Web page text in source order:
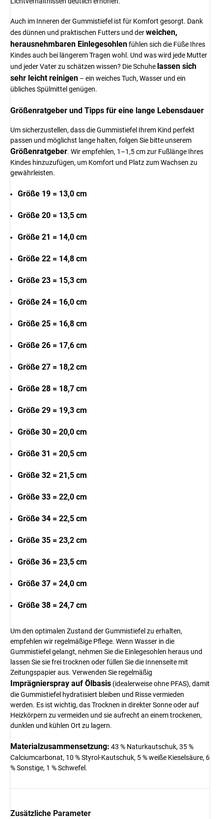
Auch im Inneren der Gummistiefel ist für Komfort gesorgt. Dank
des dünnen und praktischen Futters und derweichen,
herausnehmbaren Einlegesohlenfühlen sich die Füße Ihres
Kindes auch bei längerem Tragen wohl. Und was wird jede Mutter
und jeder Vater zu schätzen wissen? Die Schuhe lassen sich
sehr leicht reinigen – ein weiches Tuch, Wasser und ein
übliches Spülmittel genügen.
Größenratgeber und Tipps für eine lange Lebensdauer
Um sicherzustellen, dass die Gummistiefel Ihrem Kind perfekt
passen und möglichst lange halten, folgen Sie bitte unserem
Größenratgeber. Wir empfehlen, 1–1,5 cm zur Fußlänge Ihres
Kindes hinzuzufügen, um Komfort und Platz zum Wachsen zu
gewährleisten.
Größe 19 = 13,0 cm
Größe 20 = 13,5 cm
Größe 21 = 14,0 cm
Größe 22 = 14,8 cm
Größe 23 = 15,3 cm
Größe 24 = 16,0 cm
Größe 25 = 16,8 cm
Größe 26 = 17,6 cm
Größe 27 = 18,2 cm
Größe 28 = 18,7 cm
Größe 29 = 19,3 cm
Größe 30 = 20,0 cm
Größe 31 = 20,5 cm
Größe 32 = 21,5 cm
Größe 33 = 22,0 cm
Größe 34 = 22,5 cm
Größe 35 = 23,2 cm
Größe 36 = 23,5 cm
Größe 37 = 24,0 cm
Größe 38 = 24,7 cm
Um den optimalen Zustand der Gummistiefel zu erhalten,
empfehlen wir regelmäßige Pflege. Wenn Wasser in die
Gummistiefel gelangt, nehmen Sie die Einlegesohlen heraus und
lassen Sie sie frei trocknen oder füllen Sie die Innenseite mit
Zeitungspapier aus. Verwenden Sie regelmäßig
Imprägnierspray auf Ölbasis (idealerweise ohne PFAS), damit
die Gummistiefel hydratisiert bleiben und Risse vermieden
werden. Es ist wichtig, das Trocknen in direkter Sonne oder auf
Heizkörpern zu vermeiden und sie aufrecht an einem trockenen,
dunklen und kühlen Ort zu lagern.
Materialzusammensetzung: 43 % Naturkautschuk, 35 %
Calciumcarbonat, 10 % Styrol-Kautschuk, 5 % weiße Kieselsäure, 6
% Sonstige, 1 % Schwefel.
Zusätzliche Parameter